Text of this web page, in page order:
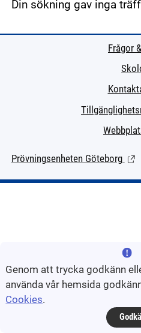
don't click me don't click
Din sökning gav inga
Frågor
Prövningsenheten Göteborg
Genom att trycka godkänn
använda vår hemsida
Cookies.